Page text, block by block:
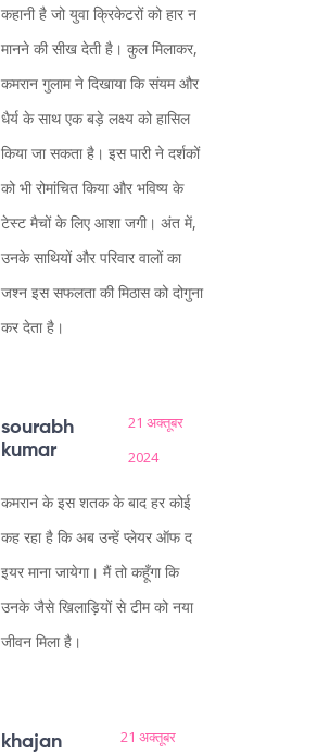
कहानी है जो युवा क्रिकेटरों को हार न
मानने की सीख देती है। कुल मिलाकर,
कमरान गुलाम ने दिखाया कि संयम और
धैर्य के साथ एक बड़े लक्ष्य को हासिल
किया जा सकता है। इस पारी ने दर्शकों
को भी रोमांचित किया और भविष्य के
टेस्ट मैचों के लिए आशा जगी। अंत में,
उनके साथियों और परिवार वालों का
जश्न इस सफलता की मिठास को दोगुना
कर देता है।
sourabh
kumar
21 अक्तूबर
2024
कमरान के इस शतक के बाद हर कोई
कह रहा है कि अब उन्हें प्लेयर ऑफ द
इयर माना जायेगा। मैं तो कहूँगा कि
उनके जैसे खिलाड़ियों से टीम को नया
जीवन मिला है।
khajan
21 अक्तूबर